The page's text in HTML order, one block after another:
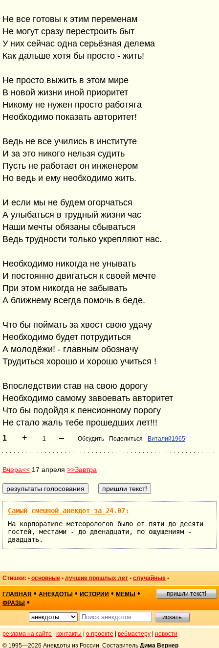
Не все готовы к этим переменам
Не могут сразу перестроить быт
У них сейчас одна серьёзная делема
Как дальше хотя бы просто - жить!
Не просто выжить в этом мире
В новой жизни иной приоритет
Никому не нужен просто работяга
Необходимо показать авторитет!
Ведь не все учились в институте
И за это никого нельзя судить
Пусть не работает он инженером
Но ведь и ему необходимо жить.
И если мы не будем огорчаться
А улыбаться в трудный жизни час
Наши мечты обязаны сбываться
Ведь трудности только укрепляют нас.
Необходимо никогда не унывать
И постоянно двигаться к своей мечте
При этом никогда не забывать
А ближнему всегда помочь в беде.
Что бы поймать за хвост свою удачу
Необходимо будет потрудиться
А молодёжи! - главным обозначу
Трудиться хорошо и хорошо учиться !
Впоследствии став на свою дорогу
Необходимо самому завоевать авторитет
Что бы подойдя к пенсионному порогу
Не стало жаль тебе прошедших лет!!!
1 + -1 – Обсудить Поделиться Виталий1965
Вчера<< 17 апреля >>Завтра
Самый смешной анекдот за 24.07:
На корпоративе метеорологов было от пяти до десяти
гостей, местами - до двенадцати, по ощущениям -
двадцать.
Стишки: • основные • лучшие прошлых лет • случайные •
ГЛАВНАЯ • АНЕКДОТЫ • ИСТОРИИ • МЕМЫ •
ФРАЗЫ •
пришли текст!
реклама на сайте контакты о проекте вебмастеру
новости
© 1995—2026 Анекдоты из России. Составитель Дима Вернер